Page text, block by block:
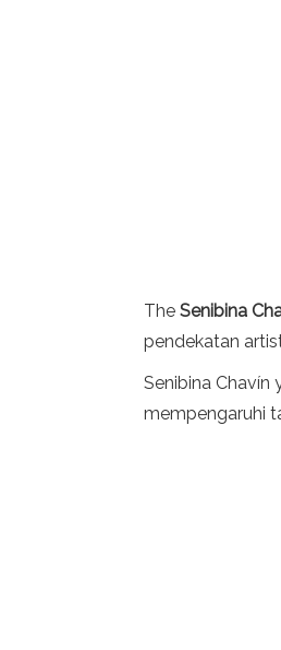
The Senibina
pendekatan
Senibina Chavín
mempengaruhi